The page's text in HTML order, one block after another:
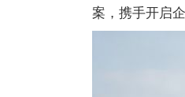
案，携手开启